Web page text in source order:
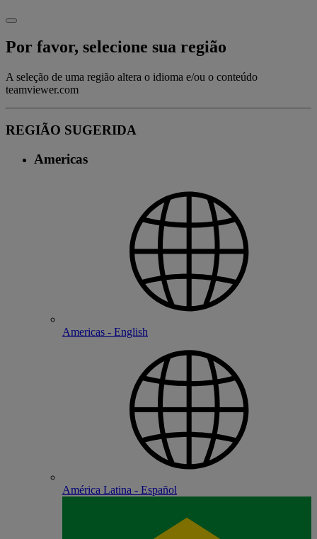
Por favor, selecione sua região
A seleção de uma região altera o idioma e/ou o conteúdo
teamviewer.com
REGIÃO SUGERIDA
Americas
Americas - English
América Latina - Español